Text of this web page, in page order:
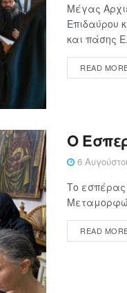
Μέγας
Επιδαύρου
και πάσης
READ
Ο
6
Το εσπέρας
READ